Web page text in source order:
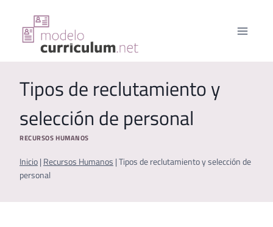
contenido
Tipos de reclutamiento y
selección de personal
RECURSOS HUMANOS
Inicio | Recursos Humanos | Tipos de reclutamiento y selección de
personal